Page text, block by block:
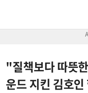
"질책보다 따뜻
운드 지킨 김호